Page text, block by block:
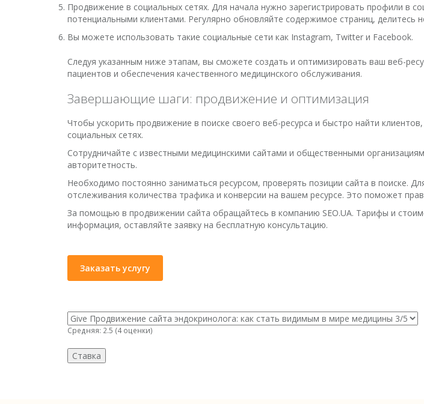
Продвижение в социальных сетях. Для начала нужно зарегистрировать профили в
потенциальными клиентами. Регулярно обновляйте содержимое страниц, делитесь
Вы можете использовать такие социальные сети как Instagram, Twitter и Facebook.
Следуя указанным ниже этапам, вы сможете создать и оптимизировать ваш веб-
пациентов и обеспечения качественного медицинского обслуживания.
Завершающие шаги: продвижение и оптимизация
Чтобы ускорить продвижение в поиске своего веб-ресурса и быстро найти
социальных сетях.
Сотрудничайте с известными медицинскими сайтами и общественными
авторитетность.
Необходимо постоянно заниматься ресурсом, проверять позиции сайта в поиске.
отслеживания количества трафика и конверсии на вашем ресурсе. Это поможет
За помощью в продвижении сайта обращайтесь в компанию SEO.UA. Тарифы и
информация, оставляйте заявку на бесплатную консультацию.
Заказать услугу
Средняя: 2.5 (4оценки)